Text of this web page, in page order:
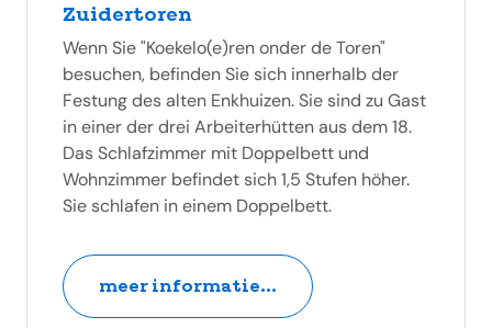
Zuidertoren
Wenn Sie "Koekelo(e)ren onder de Toren"
besuchen, befinden Sie sich innerhalb der
Festung des alten Enkhuizen. Sie sind zu Gast
in einer der drei Arbeiterhütten aus dem 18.
Das Schlafzimmer mit Doppelbett und
Wohnzimmer befindet sich 1,5 Stufen höher.
Sie schlafen in einem Doppelbett.
meer informatie...